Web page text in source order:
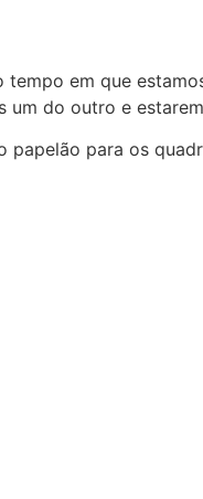
em que
do outro e
para os